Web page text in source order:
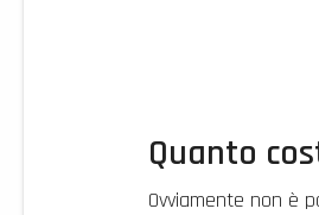
Quanto
Ovviamente non è